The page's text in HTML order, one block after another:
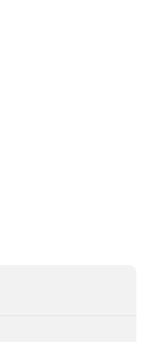
zijn ook in GPX